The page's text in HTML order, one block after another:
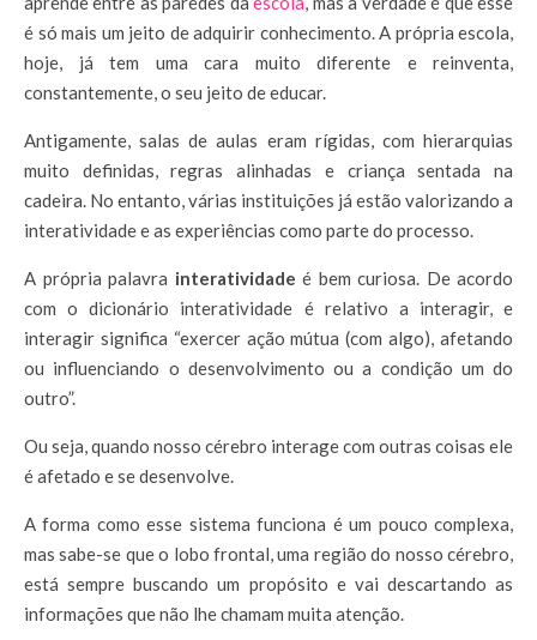
é só mais um jeito de adquirir conhecimento. A própria escola,
hoje, já tem uma cara muito diferente e reinventa,
constantemente, o seu jeito de educar.
Antigamente, salas de aulas eram rígidas, com hierarquias
muito definidas, regras alinhadas e criança sentada na
cadeira. No entanto, várias instituições já estão valorizando a
interatividade e as experiências como parte do processo.
A própria palavra interatividade é bem curiosa. De acordo
com o dicionário interatividade é relativo a interagir, e
interagir significa “exercer ação mútua (com algo), afetando
ou influenciando o desenvolvimento ou a condição um do
outro”.
Ou seja, quando nosso cérebro interage com outras coisas ele
é afetado e se desenvolve.
A forma como esse sistema funciona é um pouco complexa,
mas sabe-se que o lobo frontal, uma região do nosso cérebro,
está sempre buscando um propósito e vai descartando as
informações que não lhe chamam muita atenção.